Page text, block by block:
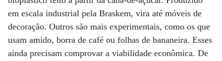
em escala industrial pela Braskem, vira até móveis de
decoração. Outros são mais experimentais, como os que
usam amido, borra de café ou folhas de bananeira. Esses
ainda precisam comprovar a viabilidade econômica. De